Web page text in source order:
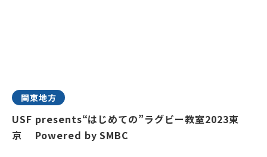
関東地方
USF presents“はじめての”ラグビー教室2023東
京 Powered by SMBC